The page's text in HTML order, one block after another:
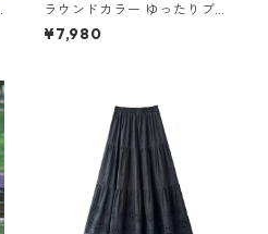
ラウンドカラー ゆったりブラ
ウス 4col Y 260067
¥7,980